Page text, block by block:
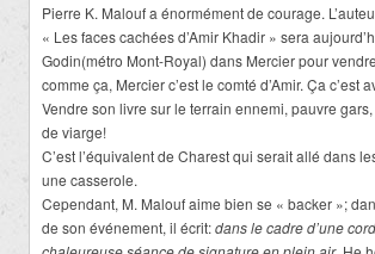
Pierre K. Malouf a énormément de courage.
« Les faces cachées d’Amir Khadir » sera
Godin(métro Mont-Royal) dans Mercier pour
comme ça, Mercier c’est le comté d’Amir. Ça c’est
Vendre son livre sur le terrain ennemi, pauvre
de viarge!
C’est l’équivalent de Charest qui serait allé dans
une casserole.
Cependant, M. Malouf aime bien se « backer »;
de son événement, il écrit:dans le cadre d’une